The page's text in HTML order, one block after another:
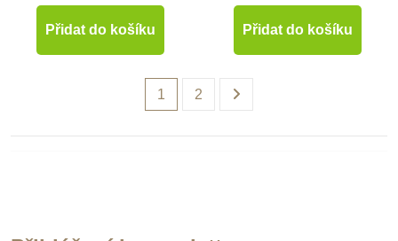
Přidat do košíku Přidat do košíku
1 2